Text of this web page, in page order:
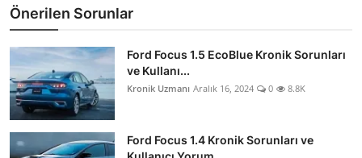
Önerilen Sorunlar
Ford Focus 1.5 EcoBlue Kronik Sorunları
ve Kullanı...
Kronik Uzmanı Aralık 16, 2024 0 8.8K
Ford Focus 1.4 Kronik Sorunları ve